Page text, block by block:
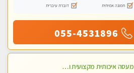
תמונה אמיתית
דוברת עיברית
055-4531896
מעסה איכותית מקצועית ומפנקת מאוד- ללא מין !!!